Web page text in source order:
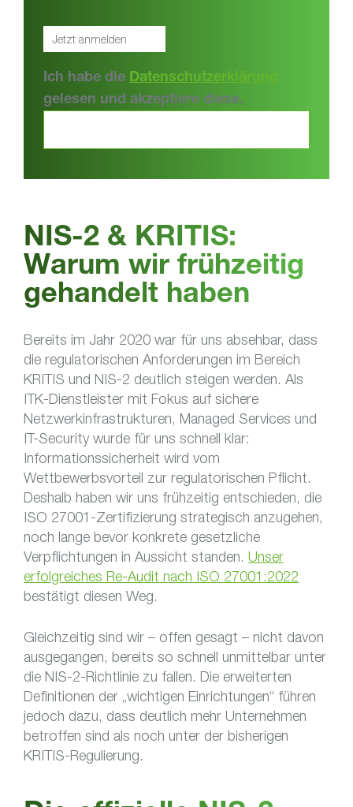
Ich habe die Datenschutzerklärung
gelesen und akzeptiere diese.
NIS-2 & KRITIS:
Warum wir frühzeitig
gehandelt haben
Bereits im Jahr 2020 war für uns absehbar, dass
die regulatorischen Anforderungen im Bereich
KRITIS und NIS-2 deutlich steigen werden. Als
ITK-Dienstleister mit Fokus auf sichere
Netzwerkinfrastrukturen, Managed Services und
IT-Security wurde für uns schnell klar:
Informationssicherheit wird vom
Wettbewerbsvorteil zur regulatorischen Pflicht.
Deshalb haben wir uns frühzeitig entschieden, die
ISO 27001-Zertifizierung strategisch anzugehen,
noch lange bevor konkrete gesetzliche
Verpflichtungen in Aussicht standen. Unser
erfolgreiches Re-Audit nach ISO 27001:2022
bestätigt diesen Weg.
Gleichzeitig sind wir – offen gesagt – nicht davon
ausgegangen, bereits so schnell unmittelbar unter
die NIS-2-Richtlinie zu fallen. Die erweiterten
Definitionen der „wichtigen Einrichtungen“ führen
jedoch dazu, dass deutlich mehr Unternehmen
betroffen sind als noch unter der bisherigen
KRITIS-Regulierung.